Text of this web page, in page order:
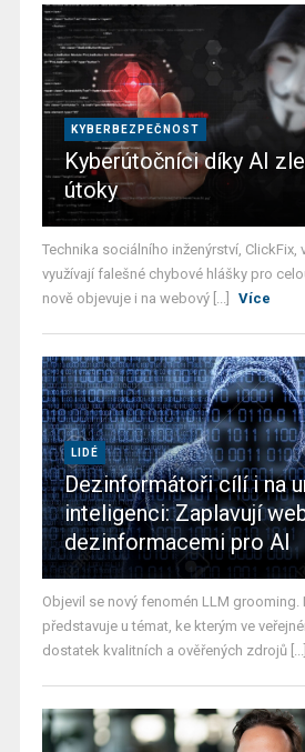
KYBERBEZPEČNOST
Kyberútočníci díky AI
útoky
Technika sociálního inženýrství, ClickFix,
využívají falešné chybové hlášky pro
nově objevuje i na webový [...]
Více
LIDÉ
Dezinformátoři cílí i na
inteligenci: Zaplavují
dezinformacemi pro AI
Objevil se nový fenomén LLM grooming.
představuje u témat, ke kterým ve
dostatek kvalitních a ověřených zdrojů [...]